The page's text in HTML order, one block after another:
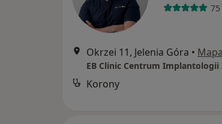
Okrzei 11, Jelenia Góra • Mapa
Korony